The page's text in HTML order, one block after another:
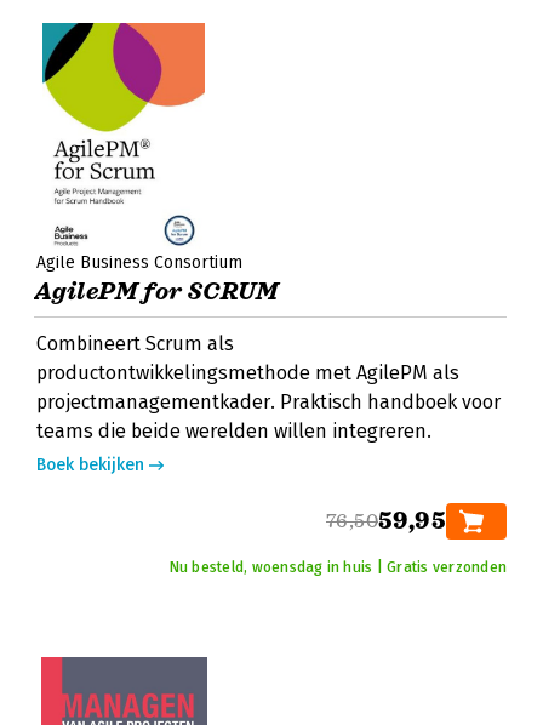
Agile Business Consortium
AgilePM for SCRUM
Combineert Scrum als
productontwikkelingsmethode met AgilePM als
projectmanagementkader. Praktisch handboek voor
teams die beide werelden willen integreren.
Boek bekijken
76,5059,95
Nu besteld, woensdag in huis | Gratis verzonden